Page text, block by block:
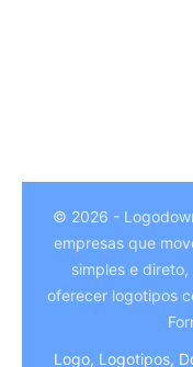
© 2026 -
empresas que
simples e
oferecer logotipos
Logo, Logotipos,